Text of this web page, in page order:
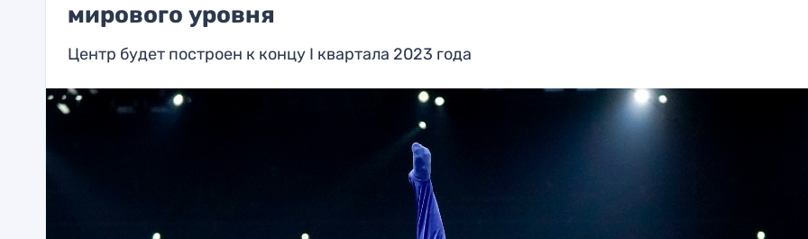
мирового уровня
Центр будет построен к концу I квартала 2023 года